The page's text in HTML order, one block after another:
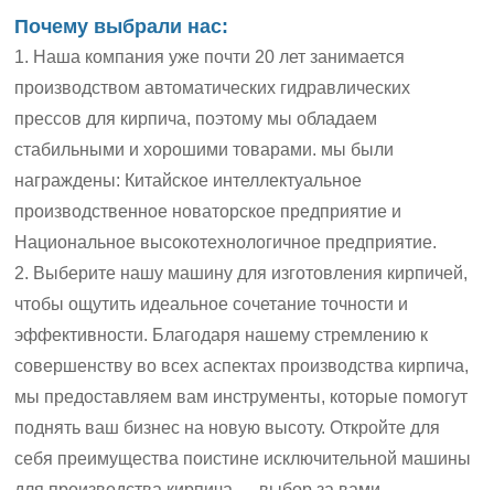
Почему выбрали нас:
1. Наша компания уже почти 20 лет занимается
производством автоматических гидравлических
прессов для кирпича, поэтому мы обладаем
стабильными и хорошими товарами. мы были
награждены: Китайское интеллектуальное
производственное новаторское предприятие и
Национальное высокотехнологичное предприятие.
2. Выберите нашу машину для изготовления кирпичей,
чтобы ощутить идеальное сочетание точности и
эффективности. Благодаря нашему стремлению к
совершенству во всех аспектах производства кирпича,
мы предоставляем вам инструменты, которые помогут
поднять ваш бизнес на новую высоту. Откройте для
себя преимущества поистине исключительной машины